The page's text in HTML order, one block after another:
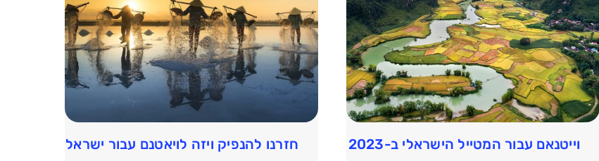
(מעודכן לישראלים 2023)
וייטנאם עבור המטייל הישראלי ב-2023 חזרנו להנפיק ויזה לויאטנם עבור ישראלים – מעודכן